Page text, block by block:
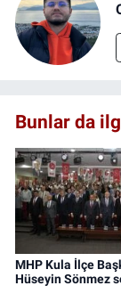
Bunlar da
MHP Kula İlçe
Hüseyin Sönmez